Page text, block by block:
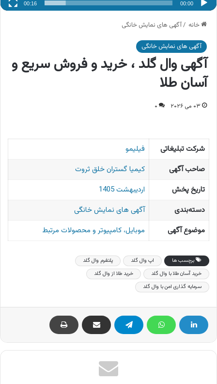
00:00
00:16
خانه /آگهی های نمایش خانگی
آگهی های نمایش خانگی
آگهی وال گلد ، خرید و فروش سریع و
آسان طلا
۰۳ می ۲۰۲۶ ۰
شرکت تبلیغاتی
فیلیمو
صاحب آگهی
کیمیا گستران خلق ثروت
تاریخ پخش
اردیبهشت 1405
دسته‌بندی
آگهی های نمایش خانگی
موضوع آگهی
موبایل، کامپیوتر و محصولات مرتبط
برچسب ها اپ وال گلد
پلتفرم وال گلد
خرید آسان طلا با وال گلد
خرید طلا از وال گلد
سرمایه گذاری امن با وال گلد